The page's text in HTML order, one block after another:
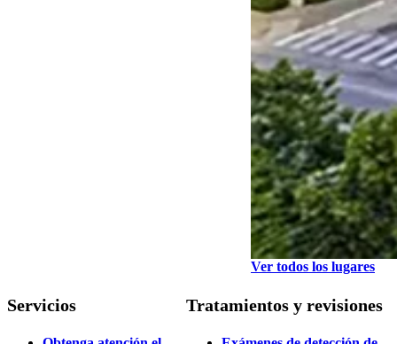
Ver todos los lugares
Servicios Tratamientos y revisiones